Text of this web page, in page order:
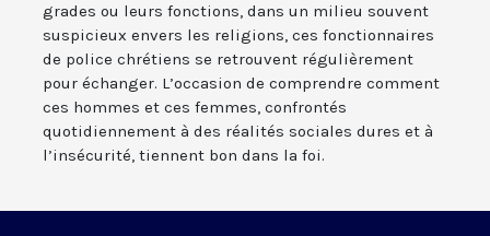
grades ou leurs fonctions, dans un milieu souvent
suspicieux envers les religions, ces fonctionnaires
de police chrétiens se retrouvent régulièrement
pour échanger. L’occasion de comprendre comment
ces hommes et ces femmes, confrontés
quotidiennement à des réalités sociales dures et à
l’insécurité, tiennent bon dans la foi.